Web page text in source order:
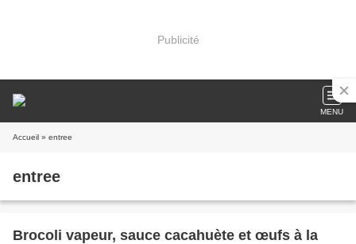
Publicité
MENU
Accueil » entree
entree
Brocoli vapeur, sauce cacahuète et œufs à la